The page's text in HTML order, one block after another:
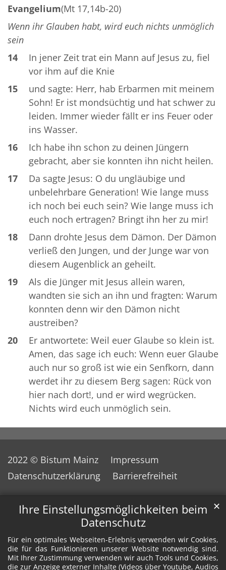
Ihre Einstellungsmöglichkeiten beim
Datenschutz
Für ein optimales Webseiten-Erlebnis verwenden wir Cookies,
die für das Funktionieren unserer Website notwendig sind.
Mit Ihrer Zustimmung verwenden wir auch Tools und Cookies,
die zur Anzeige externer Inhalte (Videos über Youtube, Audios
✕
Evangelium(Mt 17,14b-20)
Wenn ihr Glauben habt, wird euch nichts unmöglich
sein
14
In jener Zeit trat ein Mann auf Jesus zu, fiel
vor ihm auf die Knie
15
und sagte: Herr, hab Erbarmen mit meinem
Sohn! Er ist mondsüchtig und hat schwer zu
leiden. Immer wieder fällt er ins Feuer oder
ins Wasser.
16
Ich habe ihn schon zu deinen Jüngern
gebracht, aber sie konnten ihn nicht heilen.
17
Da sagte Jesus: O du ungläubige und
unbelehrbare Generation! Wie lange muss
ich noch bei euch sein? Wie lange muss ich
euch noch ertragen? Bringt ihn her zu mir!
18
Dann drohte Jesus dem Dämon. Der Dämon
verließ den Jungen, und der Junge war von
diesem Augenblick an geheilt.
19
Als die Jünger mit Jesus allein waren,
wandten sie sich an ihn und fragten: Warum
konnten denn wir den Dämon nicht
austreiben?
20
Er antwortete: Weil euer Glaube so klein ist.
Amen, das sage ich euch: Wenn euer Glaube
auch nur so groß ist wie ein Senfkorn, dann
werdet ihr zu diesem Berg sagen: Rück von
hier nach dort!, und er wird wegrücken.
Nichts wird euch unmöglich sein.
2022 © Bistum Mainz
Impressum
Datenschutzerklärung
Barrierefreiheit